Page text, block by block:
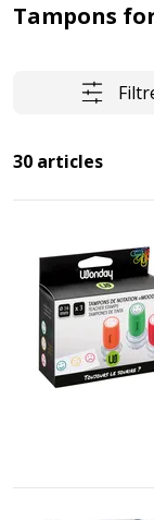
Tampons
30 articles